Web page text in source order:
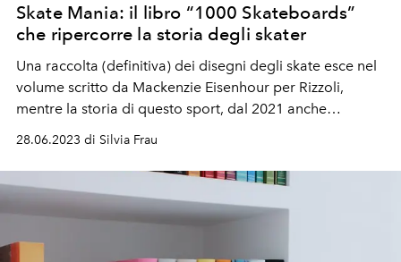
Skate Mania: il libro “1000 Skateboards”
che ripercorre la storia degli skater
Una raccolta (definitiva) dei disegni degli skate esce nel
volume scritto da Mackenzie Eisenhour per Rizzoli,
mentre la storia di questo sport, dal 2021 anche
28.06.2023 di Silvia Frau